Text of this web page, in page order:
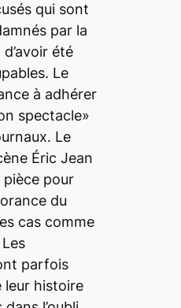
qui sont
par la
été
Le
à adhérer
spectacle»
Le
Éric Jean
pour
du
cas comme
parfois
leur histoire